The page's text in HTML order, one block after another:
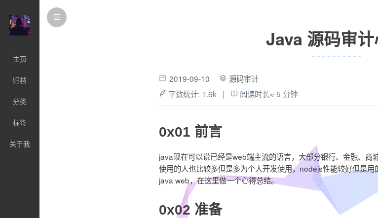
Java 源码审
2019-09-10
源码审计
字数统计: 1.6k | 阅读时长≈ 5 分钟
0x01 前言
java现在可以说已经是web端主流的语言，大部分银行、金融、
使用的人也比较多但是多为个人开发使用，nodejs性能较好但是
java web，在这里做一个心得总结。
0x02 准备
主页
归档
分类
标签
关于我